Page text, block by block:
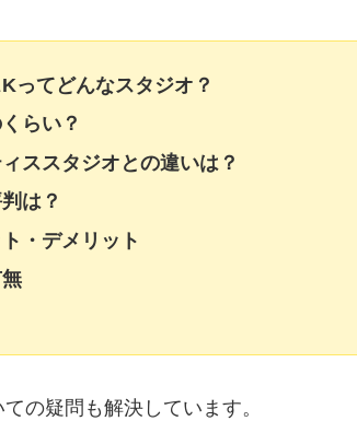
ってどんなスタジオ？
らい？
ススタジオとの違いは？
は？
・デメリット
の疑問も解決しています。